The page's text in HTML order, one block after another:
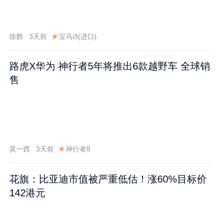
徐辉 3天前 # 宝马i3(进口)
路虎X华为 神行者5年将推出6款越野车 全球销
售
莫一西 3天前 # 神行者8
花旗：比亚迪市值被严重低估！涨60%目标价
142港元